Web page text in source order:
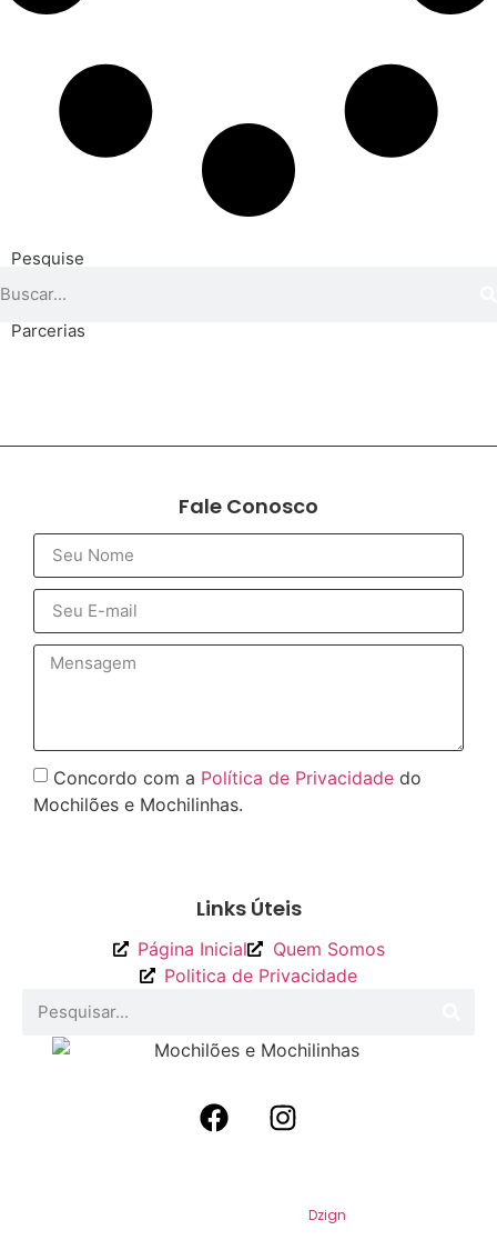
Pesquise
Parcerias
Fale Conosco
Concordo com a Política de Privacidade do
Mochilões e Mochilinhas.
Links Úteis
Página Inicial
Quem Somos
Politica de Privacidade
Dzign